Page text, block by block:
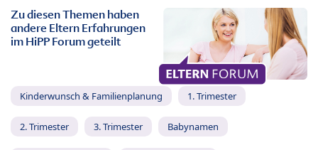
Zu diesen Themen haben
andere Eltern Erfahrungen
im HiPP Forum geteilt
Kinderwunsch & Familienplanung 1. Trimester
2. Trimester 3. Trimester Babynamen